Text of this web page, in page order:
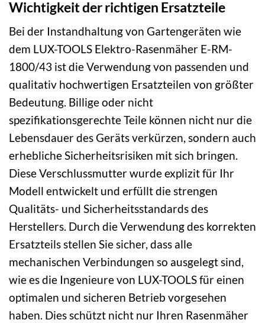
Wichtigkeit der richtigen Ersatzteile
Bei der Instandhaltung von Gartengeräten wie
dem LUX-TOOLS Elektro-Rasenmäher E-RM-
1800/43 ist die Verwendung von passenden und
qualitativ hochwertigen Ersatzteilen von größter
Bedeutung. Billige oder nicht
spezifikationsgerechte Teile können nicht nur die
Lebensdauer des Geräts verkürzen, sondern auch
erhebliche Sicherheitsrisiken mit sich bringen.
Diese Verschlussmutter wurde explizit für Ihr
Modell entwickelt und erfüllt die strengen
Qualitäts- und Sicherheitsstandards des
Herstellers. Durch die Verwendung des korrekten
Ersatzteils stellen Sie sicher, dass alle
mechanischen Verbindungen so ausgelegt sind,
wie es die Ingenieure von LUX-TOOLS für einen
optimalen und sicheren Betrieb vorgesehen
haben. Dies schützt nicht nur Ihren Rasenmäher